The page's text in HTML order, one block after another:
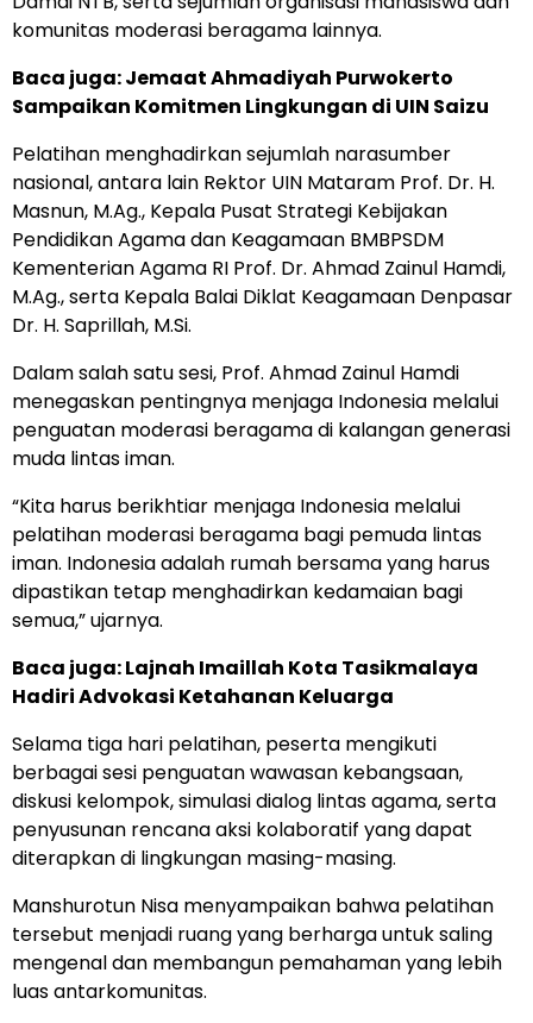
komunitas moderasi beragama lainnya.
Baca juga:Jemaat Ahmadiyah Purwokerto
Sampaikan Komitmen Lingkungan di UIN Saizu
Pelatihan menghadirkan sejumlah narasumber
nasional, antara lain Rektor UIN Mataram Prof. Dr. H.
Masnun, M.Ag., Kepala Pusat Strategi Kebijakan
Pendidikan Agama dan Keagamaan BMBPSDM
Kementerian Agama RI Prof. Dr. Ahmad Zainul Hamdi,
M.Ag., serta Kepala Balai Diklat Keagamaan Denpasar
Dr. H. Saprillah, M.Si.
Dalam salah satu sesi, Prof. Ahmad Zainul Hamdi
menegaskan pentingnya menjaga Indonesia melalui
penguatan moderasi beragama di kalangan generasi
muda lintas iman.
“Kita harus berikhtiar menjaga Indonesia melalui
pelatihan moderasi beragama bagi pemuda lintas
iman. Indonesia adalah rumah bersama yang harus
dipastikan tetap menghadirkan kedamaian bagi
semua,” ujarnya.
Baca juga:Lajnah Imaillah Kota Tasikmalaya
Hadiri Advokasi Ketahanan Keluarga
Selama tiga hari pelatihan, peserta mengikuti
berbagai sesi penguatan wawasan kebangsaan,
diskusi kelompok, simulasi dialog lintas agama, serta
penyusunan rencana aksi kolaboratif yang dapat
diterapkan di lingkungan masing-masing.
Manshurotun Nisa menyampaikan bahwa pelatihan
tersebut menjadi ruang yang berharga untuk saling
mengenal dan membangun pemahaman yang lebih
luas antarkomunitas.